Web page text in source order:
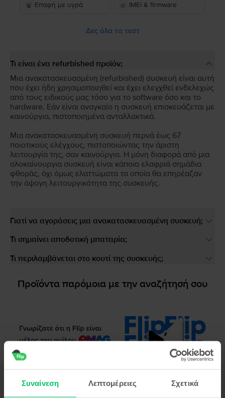
Συναίνεση Λεπτομέρειες Σχετικά
Επαφή με υγρά
IMEI & firmware
Δες όλα τα τεστ
Τι είναι ένα refurbished προϊόν;
Μια ανακατασκευασμένη (refurbished) συσκευή είναι αυτή
που έχει ήδη χρησιμοποιηθεί και έχει ελεγχθεί ενδελεχώς
από τους ειδικούς μας τόσο για το software όσο και το
hardware. Εάν είναι αναγκαίο η συσκευή επισκευάζεται με
καινούργια, πιστοποιημένα ανταλλακτικά.
Μια ανακατασκευασμένη συσκευή περνά έως 67
ποιοτικούς ελέγχους, πιστοποιώντας την άριστη
λειτουργία της, σαν καινούργια. Η μόνη διαφορά από μια
ολοκαίνουργια συσκευή είναι κάποια ελαφριά σημάδια
φθοράς, όχι όμως ελαττώματα τα οποία θα επηρέαζαν
την άψογη λειτουργικότητα της συσκευής.
Γιατί να αγοράσεις μια ανακατασκευασμένη συσκευή;
Τι σημαίνει αποδοτική μπαταρία;
Τι περιλαμβάνεται στο κουτί της συσκευής;
Προϊόντα παρόμοια με την αναζήτησή σου
Κινητό τηλέφωνο Huawei P20 Lite, Sakura Pink, 64 GB, Καλό